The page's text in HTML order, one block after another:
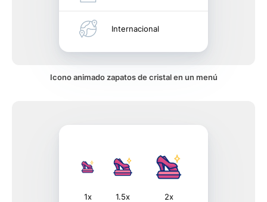
Internacional
Icono animado zapatos de cristal en un menú
1x 1.5x 2x